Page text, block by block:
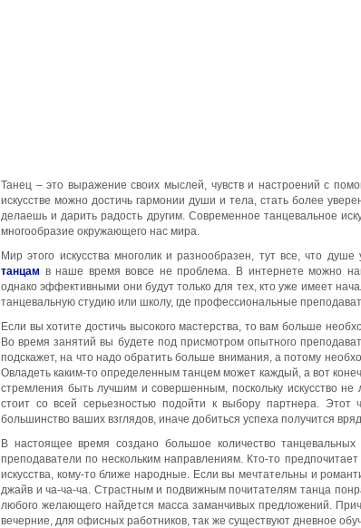
Танец – это выражение своих мыслей, чувств и настроений с
искусстве можно достичь гармонии души и тела, стать более
делаешь и дарить радость другим. Современное танцевальное
многообразие окружающего нас мира.
Мир этого искусства многолик и разнообразен, тут все, что
танцам в наше время вовсе не проблема. В интернете можно
однако эффективными они будут только для тех, кто уже имеет
танцевальную студию или школу, где профессиональные
Если вы хотите достичь высокого мастерства, то вам больше
Во время занятий вы будете под присмотром опытного
подскажет, на что надо обратить больше внимания, а потому
Овладеть каким-то определенным танцем может каждый, а вот
стремления быть лучшим и совершенным, поскольку искусство
стоит со всей серьезностью подойти к выбору партнера.
большинство ваших взглядов, иначе добиться успеха получится
В настоящее время создано большое количество
преподаватели по нескольким направлениям. Кто-то
искусства, кому-то ближе народные. Если вы мечтательны и
джайв и ча-ча-ча. Страстным и подвижным почитателям танца
любого желающего найдется масса заманчивых предложений.
вечерние, для офисных работников, так же существуют дневное